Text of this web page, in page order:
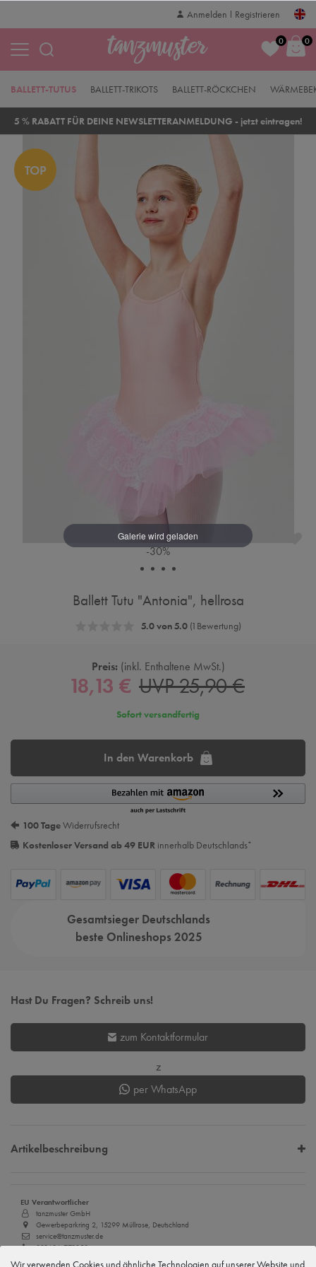
Anmelden Registrieren
0 0
BALLETT-RÖCKCHEN
BALLETT-TRIKOTS
BALLETT-TUTUS
5 % RABATT FÜR DEINE NEWSLETTERANMELDUNG - jetzt eintragen!
TOP
-30%
Ballett Tutu "Antonia", hellrosa
5.0 von 5.0(1 Bewertung)
Preis: inkl. Enthaltene MwSt.
UVP 25,90 €
18,13 €
Sofort versandfertig
In den Warenkorb
100 TageWiderrufsrecht
Kostenloser Versand ab 49 EUR innerhalb Deutschlands*
Gesamtsieger Deutschlands
beste Onlineshops 2025
Hast Du Fragen? Schreib uns!
zum Kontaktformular
z
per WhatsApp
Artikelbeschreibung
EU Verantwortlicher
tanzmuster GmbH
Gewerbeparkring 2, 15299 Müllrose, Deutschland
service@tanzmuster.de
033606-779250
Wir verwenden Cookies und ähnliche Technologien auf unserer Website und